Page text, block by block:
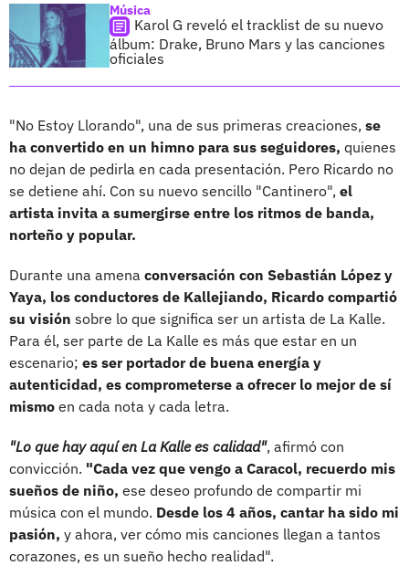
Música
Karol G reveló el tracklist de su nuevo
álbum: Drake, Bruno Mars y las canciones
oficiales
"No Estoy Llorando", una de sus primeras creaciones, se
ha convertido en un himno para sus seguidores, quienes
no dejan de pedirla en cada presentación. Pero Ricardo no
se detiene ahí. Con su nuevo sencillo "Cantinero", el
artista invita a sumergirse entre los ritmos de banda,
norteño y popular.
Durante una amena conversación con Sebastián López y
Yaya, los conductores de Kallejiando, Ricardo compartió
su visión sobre lo que significa ser un artista de La Kalle.
Para él, ser parte de La Kalle es más que estar en un
escenario; es ser portador de buena energía y
autenticidad, es comprometerse a ofrecer lo mejor de sí
mismo en cada nota y cada letra.
"Lo que hay aquí en La Kalle es calidad", afirmó con
convicción. "Cada vez que vengo a Caracol, recuerdo mis
sueños de niño, ese deseo profundo de compartir mi
música con el mundo. Desde los 4 años, cantar ha sido mi
pasión, y ahora, ver cómo mis canciones llegan a tantos
corazones, es un sueño hecho realidad".